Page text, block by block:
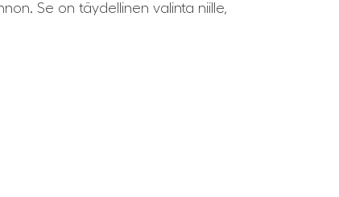
Se on täydellinen valinta niille,